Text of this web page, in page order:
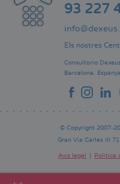
93 227
Els nostres
Consultorio
Barcelona. Espanya
© Copyright 2007-
Gran Via Carles III
de
Avís legal Política